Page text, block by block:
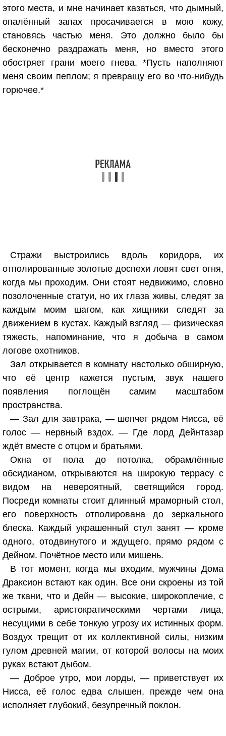
этого места, и мне начинает казаться, что дымный,
опалённый запах просачивается в мою кожу,
становясь частью меня. Это должно было бы
бесконечно раздражать меня, но вместо этого
обостряет грани моего гнева. *Пусть наполняют
меня своим пеплом; я превращу его во что-нибудь
горючее.*
Стражи выстроились вдоль коридора, их
отполированные золотые доспехи ловят свет огня,
когда мы проходим. Они стоят недвижимо, словно
позолоченные статуи, но их глаза живы, следят за
каждым моим шагом, как хищники следят за
движением в кустах. Каждый взгляд — физическая
тяжесть, напоминание, что я добыча в самом
логове охотников.
Зал открывается в комнату настолько обширную,
что её центр кажется пустым, звук нашего
появления поглощён самим масштабом
пространства.
— Зал для завтрака, — шепчет рядом Нисса, её
голос — нервный вздох. — Где лорд Дейнтазар
ждёт вместе с отцом и братьями.
Окна от пола до потолка, обрамлённые
обсидианом, открываются на широкую террасу с
видом на невероятный, светящийся город.
Посреди комнаты стоит длинный мраморный стол,
его поверхность отполирована до зеркального
блеска. Каждый украшенный стул занят — кроме
одного, отодвинутого и ждущего, прямо рядом с
Дейном. Почётное место или мишень.
В тот момент, когда мы входим, мужчины Дома
Драксион встают как один. Все они скроены из той
же ткани, что и Дейн — высокие, широкоплечие, с
острыми, аристократическими чертами лица,
несущими в себе тонкую угрозу их истинных форм.
Воздух трещит от их коллективной силы, низким
гулом древней магии, от которой волосы на моих
руках встают дыбом.
— Доброе утро, мои лорды, — приветствует их
Нисса, её голос едва слышен, прежде чем она
исполняет глубокий, безупречный поклон.